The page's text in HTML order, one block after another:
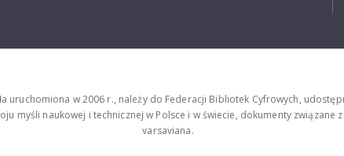
uruchomiona w 2006 r., należy do Federacji Bibliotek Cyfrowych,
myśli naukowej i technicznej w Polsce i w świecie, dokumenty związane
varsaviana.